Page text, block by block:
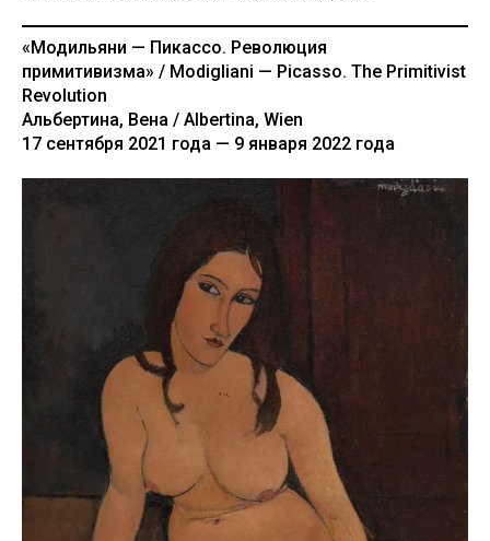
«Модильяни — Пикассо. Революция
примитивизма» / Modigliani — Picasso. The Primitivist
Revolution
Альбертина, Вена / Albertina, Wien
17 сентября 2021 года — 9 января 2022 года